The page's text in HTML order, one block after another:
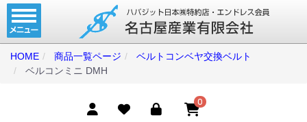
ホーム
コンベアベルト
タイミングベルト
HOME 商品一覧ページ
ベルトコンベヤ交換ベルト
ベルコンミニ DMH
0